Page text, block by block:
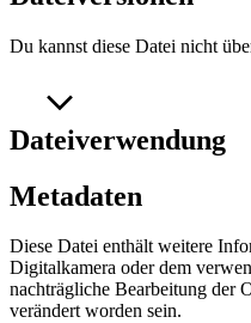
Du kannst diese Datei nicht
Dateiverwendung
Metadaten
Diese Datei enthält weitere
Digitalkamera oder dem
nachträgliche Bearbeitung der
verändert worden sein.